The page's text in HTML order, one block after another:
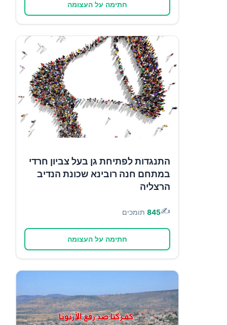
חתימה על העצומה
התנגדות לפתיחת גן בעל צביון חרדי
במתחם חנה רובינא שכונת הנדיב
הרצליה
✍️
845 תומכים
חתימה על העצומה